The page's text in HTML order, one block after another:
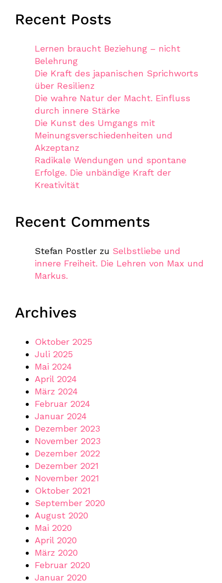
Recent Posts
Lernen braucht Beziehung – nicht
Belehrung
Die Kraft des japanischen Sprichworts
über Resilienz
Die wahre Natur der Macht. Einfluss
durch innere Stärke
Die Kunst des Umgangs mit
Meinungsverschiedenheiten und
Akzeptanz
Radikale Wendungen und spontane
Erfolge. Die unbändige Kraft der
Kreativität
Recent Comments
Stefan Postler zu Selbstliebe und
innere Freiheit. Die Lehren von Max und
Markus.
Archives
Oktober 2025
Juli 2025
Mai 2024
April 2024
März 2024
Februar 2024
Januar 2024
Dezember 2023
November 2023
Dezember 2022
Dezember 2021
November 2021
Oktober 2021
September 2020
August 2020
Mai 2020
April 2020
März 2020
Februar 2020
Januar 2020